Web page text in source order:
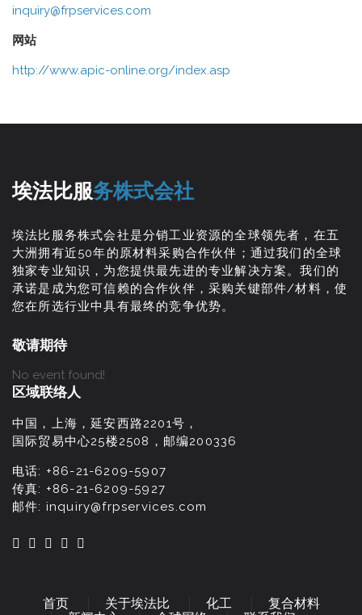
inquiry@frpservices.com
网站
http://www.apic-online.org/index.asp
埃法比服务株式会社
埃法比服务株式会社是分销工业资源的全球领先者，在五
大洲拥有近50年的原材料采购合作伙伴；通过我们的全球
独家专业知识，为您提供最先进的专业解决方案。我们的
承诺是成为您可信赖的合作伙伴，采购关键部件/材料，使
您在所选行业中具有最终的竞争优势。
敬请期待
No event found!
区域联络人
中国，上海，延安西路2201号，
国际贸易中心25楼2508，邮编200336
电话: +86-21-6209-5907
传真: +86-21-6209-5927
邮件: inquiry@frpservices.com
首页 关于埃法比 化工
复合材料